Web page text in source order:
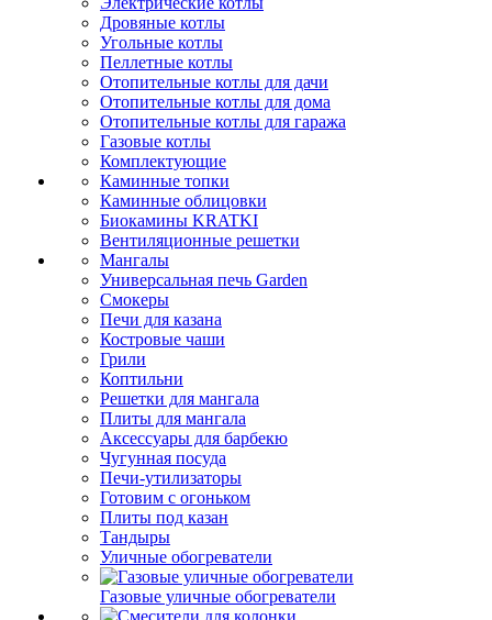
Дровяные котлы
Угольные котлы
Пеллетные котлы
Отопительные котлы для дачи
Отопительные котлы для дома
Отопительные котлы для гаража
Газовые котлы
Комплектующие
Каминные топки
Каминные облицовки
Биокамины KRATKI
Вентиляционные решетки
Мангалы
Универсальная печь Garden
Смокеры
Печи для казана
Костровые чаши
Грили
Коптильни
Решетки для мангала
Плиты для мангала
Аксессуары для барбекю
Чугунная посуда
Печи-утилизаторы
Готовим с огоньком
Плиты под казан
Тандыры
Уличные обогреватели
Газовые уличные обогреватели